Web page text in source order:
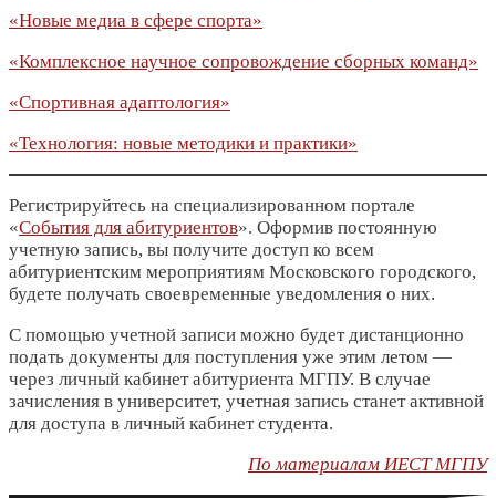
«Новые медиа в сфере спорта»
«Комплексное научное сопровождение сборных команд»
«Спортивная адаптология»
«Технология: новые методики и практики»
Регистрируйтесь на специализированном портале
«События для абитуриентов». Оформив постоянную
учетную запись, вы получите доступ ко всем
абитуриентским мероприятиям Московского городского,
будете получать своевременные уведомления о них.
С помощью учетной записи можно будет дистанционно
подать документы для поступления уже этим летом —
через личный кабинет абитуриента МГПУ. В случае
зачисления в университет, учетная запись станет активной
для доступа в личный кабинет студента.
По материалам ИЕСТ МГПУ